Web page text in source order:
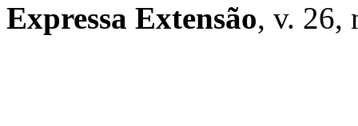
Expressa Extensão, v. 26,